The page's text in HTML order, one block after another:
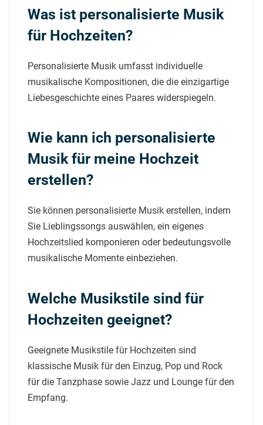
Was ist personalisierte Musik
für Hochzeiten?
Personalisierte Musik umfasst individuelle
musikalische Kompositionen, die die einzigartige
Liebesgeschichte eines Paares widerspiegeln.
Wie kann ich personalisierte
Musik für meine Hochzeit
erstellen?
Sie können personalisierte Musik erstellen, indem
Sie Lieblingssongs auswählen, ein eigenes
Hochzeitslied komponieren oder bedeutungsvolle
musikalische Momente einbeziehen.
Welche Musikstile sind für
Hochzeiten geeignet?
Geeignete Musikstile für Hochzeiten sind
klassische Musik für den Einzug, Pop und Rock
für die Tanzphase sowie Jazz und Lounge für den
Empfang.